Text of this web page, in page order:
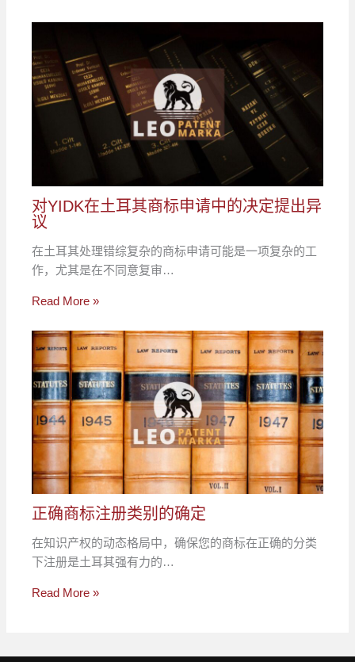
对YIDK在土耳其商标申请中的决定提出异
议
在土耳其处理错综复杂的商标申请可能是一项复杂的工
作，尤其是在不同意复审…
Read More »
正确商标注册类别的确定
在知识产权的动态格局中，确保您的商标在正确的分类
下注册是土耳其强有力的…
Read More »